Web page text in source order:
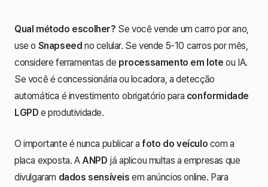
Qual método escolher? Se você vende um carro por ano,
use o Snapseed no celular. Se vende 5-10 carros por mês,
considere ferramentas de processamento em lote ou IA.
Se você é concessionária ou locadora, a detecção
automática é investimento obrigatório para conformidade
LGPD e produtividade.
O importante é nunca publicar a foto do veículo com a
placa exposta. A ANPD já aplicou multas a empresas que
divulgaram dados sensíveis em anúncios online. Para